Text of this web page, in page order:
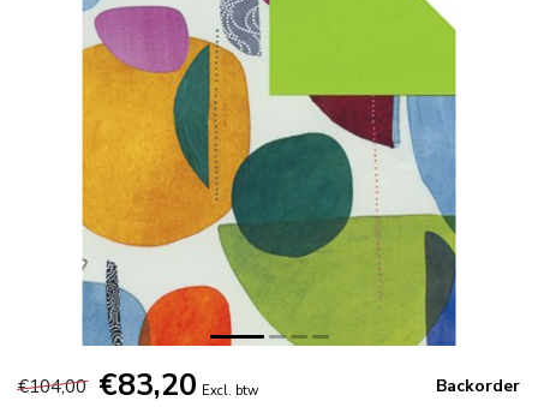
€104,00 €83,20 Excl. btw Backorder